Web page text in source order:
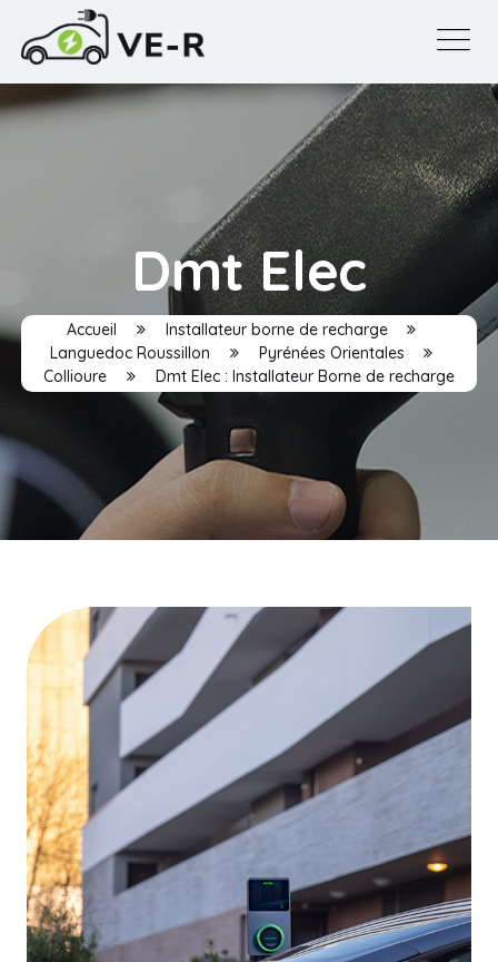
Dmt Elec
Accueil
Installateur borne de recharge
Languedoc Roussillon
Pyrénées Orientales
Collioure
Dmt Elec : Installateur Borne de recharge